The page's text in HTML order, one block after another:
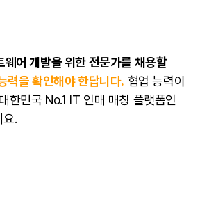
웨어 개발을 위한 전문가를 채용할
력을 확인해야 한답니다. 협업 능력이
한민국 No.1 IT 인매 매칭 플랫폼인
요.